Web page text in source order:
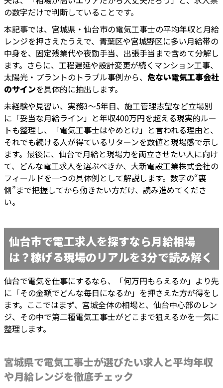
の数字だけで判断していることです。
本記事では、宮城県・仙台市の電気工事士の平均年収と月給
レンジを押さえたうえで、青葉区や宮城野区に多い月給帯の
中身を、固定残業代や夜勤手当、出張手当まで含めて分解し
ます。さらに、工程遅延や設計変更が続くマンション工事、
太陽光・プラントのトラブル事例から、 危ない電気工事会社
のサインを具体的に抽出します。
未経験や見習い、実務3〜5年目、施工管理志望など立場別
に「妥当な月給ライン」と年収400万円を超える現実的ルー
トも整理し、「電気工事士はやめとけ」と言われる理由と、
それでも続ける人が得ているリターンを数値と現場感で示し
ます。最後に、仙台で月給と現場力を両立させたい人に向け
て、どんな電工求人を選ぶべきか、大新電設工業株式会社の
フィールドを一つの具体例として解説します。数字の“裏
側”まで把握してから動きたい方だけ、読み進めてくださ
い。
仙台市で電工求人を探すなら月給相場
は？稼げる現場のリアルを3分で読み解く
仙台で電気を仕事にするなら、「何万円もらえるか」より先
に「その金額でどんな毎日になるか」を押さえた方が得をし
ます。ここではまず、宮城全体の相場と、仙台中心部のレン
ジ、その中で第二種電気工事士がどこまで狙えるかを一気に
整理します。
宮城県で電気工事士が選びたい求人と平均年収
や月給レンジを徹底チェック